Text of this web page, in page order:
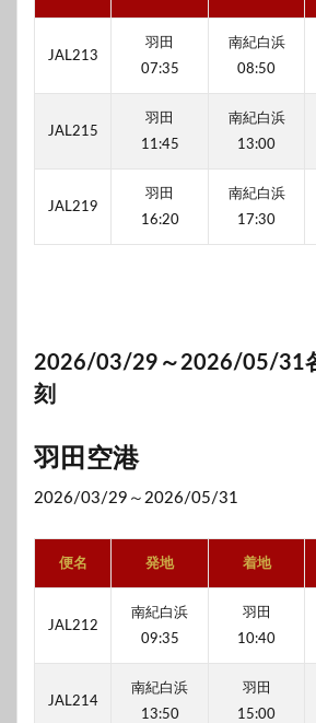
JAL213
羽田
07:35
南紀白浜
08:50
JAL215
羽田
11:45
南紀白浜
13:00
JAL219
羽田
16:20
南紀白浜
17:30
2026/03/29～2026/05/31
刻
羽田空港
2026/03/29～2026/05/31
便名 発地 着地
JAL212
南紀白浜
09:35
羽田
10:40
JAL214
南紀白浜
13:50
羽田
15:00